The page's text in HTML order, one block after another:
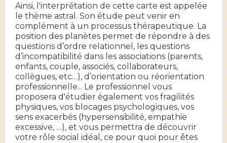
Ainsi, l'interprétation de cette carte est appelée
le thème astral. Son étude peut venir en
complément à un processus thérapeutique. La
position des planètes permet de répondre à des
questions d’ordre relationnel, les questions
d’incompatibilité dans les associations (parents,
enfants, couple, associés, collaborateurs,
collègues, etc…), d’orientation ou réorientation
professionnelle... Le professionnel vous
proposera d'étudier également vos fragilités
physiques, vos blocages psychologiques, vos
sens exacerbés (hypersensibilité, empathie
excessive, …), et vous permettra de découvrir
votre rôle social idéal, ce pour quoi pour êtes